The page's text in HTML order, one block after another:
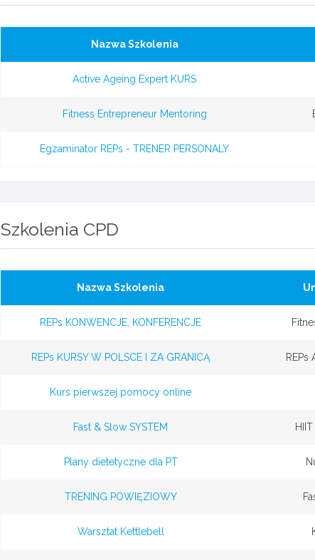
Nazwa Szkolenia
Active Ageing Expert KURS
Fitness Entrepreneur Mentoring
Egzaminator REPs - TRENER PERSONALY
Szkolenia CPD
Nazwa Szkolenia
REPs KONWENCJE, KONFERENCJE
REPs KURSY W POLSCE I ZA GRANICĄ REPs
Kurs pierwszej pomocy online
Fast & Slow SYSTEM
Plany dietetyczne dla PT
TRENING POWIĘZIOWY
Warsztat Kettlebell